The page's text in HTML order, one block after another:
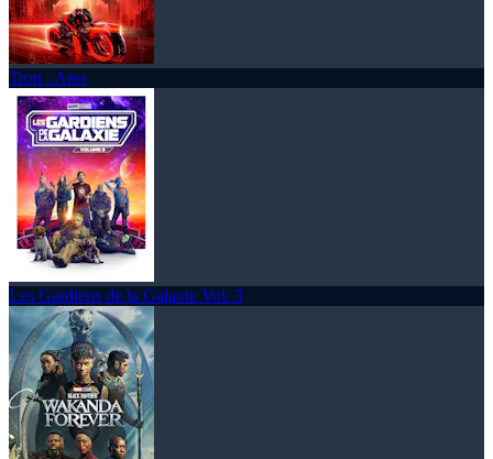
Tron : Ares
Les Gardiens de la Galaxie Vol. 3